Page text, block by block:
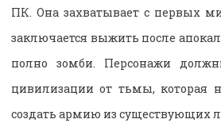
ПК. Она захватывает с первых
заключается выжить после
полно зомби. Персонажи
цивилизации от тьмы, которая
создать армию из существующих